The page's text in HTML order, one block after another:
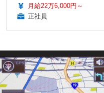
月給22万6,000円～
正社員